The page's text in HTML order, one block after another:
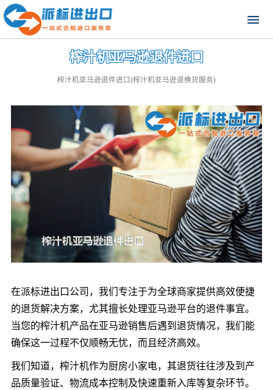
榨汁机亚马逊退件进口
榨汁机亚马逊退件进口(榨汁机亚马逊退换货服务)
在派标进出口公司，我们专注于为全球商家提供高效便捷
的退货解决方案，尤其擅长处理亚马逊平台的退件事宜。
当您的榨汁机产品在亚马逊销售后遇到退货情况，我们能
确保这一过程不仅顺畅无忧，而且经济高效。
我们知道，榨汁机作为厨房小家电，其退货往往涉及到产
品质量验证、物流成本控制及快速重新入库等复杂环节。